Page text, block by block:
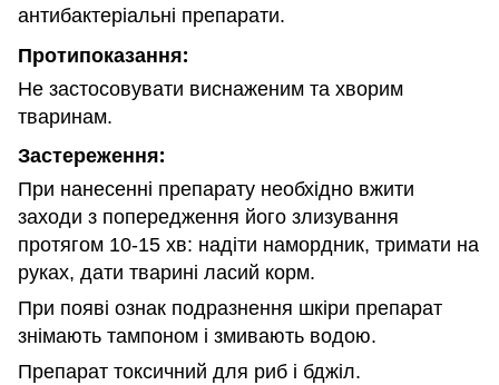
антибактеріальні препарати.
Протипоказання:
Не застосовувати виснаженим та хворим
тваринам.
Застереження:
При нанесенні препарату необхідно вжити
заходи з попередження його злизування
протягом 10-15 хв: надіти намордник, тримати на
руках, дати тварині ласий корм.
При появі ознак подразнення шкіри препарат
знімають тампоном і змивають водою.
Препарат токсичний для риб і бджіл.